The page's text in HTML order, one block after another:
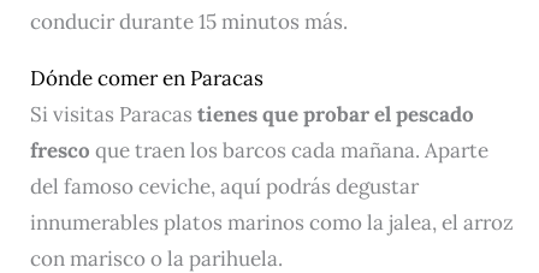
conducir durante 15 minutos más.
Dónde comer en Paracas
Si visitas Paracas tienes que probar el pescado
fresco que traen los barcos cada mañana. Aparte
del famoso ceviche, aquí podrás degustar
innumerables platos marinos como la jalea, el arroz
con marisco o la parihuela.